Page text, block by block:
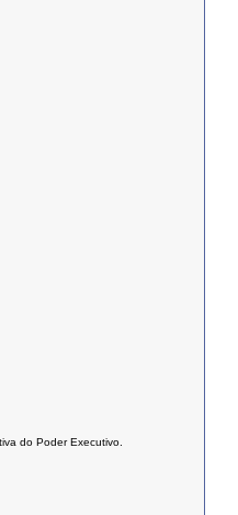
do Poder Executivo.